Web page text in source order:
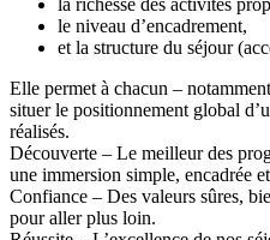
le niveau d’encadrement,
et la structure du séjour
Elle permet à chacun –
situer le positionnement global
réalisés.
Découverte – Le meilleur des
une immersion simple, encadrée
Confiance – Des valeurs sûres,
pour aller plus loin.